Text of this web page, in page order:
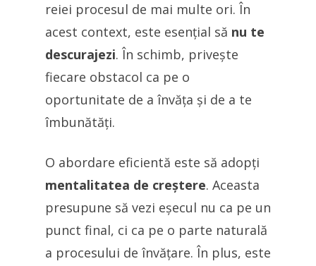
reiei procesul de mai multe ori. În
acest context, este esențial să nu te
descurajezi. În schimb, privește
fiecare obstacol ca pe o
oportunitate de a învăța și de a te
îmbunătăți.
O abordare eficientă este să adopți
mentalitatea de creștere. Aceasta
presupune să vezi eșecul nu ca pe un
punct final, ci ca pe o parte naturală
a procesului de învățare. În plus, este